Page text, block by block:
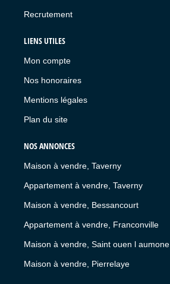
Recrutement
LIENS UTILES
Mon compte
Nos honoraires
Mentions légales
Plan du site
NOS ANNONCES
Maison à vendre, Taverny
Appartement à vendre, Taverny
Maison à vendre, Bessancourt
Appartement à vendre, Franconville
Maison à vendre, Saint ouen l aumone
Maison à vendre, Pierrelaye